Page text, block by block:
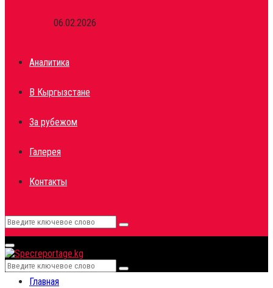
06.02.2026
Аналитика
В Кыргызстане
За рубежом
Галерея
Контакты
Search
for:
Search
Primary
Menu
Search
for:
Search
Главная